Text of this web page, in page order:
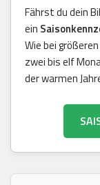
Fährst du dein
ein
Wie bei
zwei bis elf
der warmen